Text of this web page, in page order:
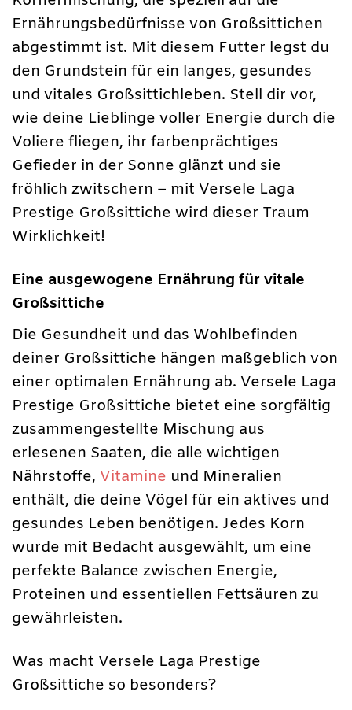
Ernährungsbedürfnisse von Großsittichen
abgestimmt ist. Mit diesem Futter legst du
den Grundstein für ein langes, gesundes
und vitales Großsittichleben. Stell dir vor,
wie deine Lieblinge voller Energie durch die
Voliere fliegen, ihr farbenprächtiges
Gefieder in der Sonne glänzt und sie
fröhlich zwitschern – mit Versele Laga
Prestige Großsittiche wird dieser Traum
Wirklichkeit!
Eine ausgewogene Ernährung für vitale
Großsittiche
Die Gesundheit und das Wohlbefinden
deiner Großsittiche hängen maßgeblich von
einer optimalen Ernährung ab. Versele Laga
Prestige Großsittiche bietet eine sorgfältig
zusammengestellte Mischung aus
erlesenen Saaten, die alle wichtigen
Nährstoffe, Vitamine und Mineralien
enthält, die deine Vögel für ein aktives und
gesundes Leben benötigen. Jedes Korn
wurde mit Bedacht ausgewählt, um eine
perfekte Balance zwischen Energie,
Proteinen und essentiellen Fettsäuren zu
gewährleisten.
Was macht Versele Laga Prestige
Großsittiche so besonders?